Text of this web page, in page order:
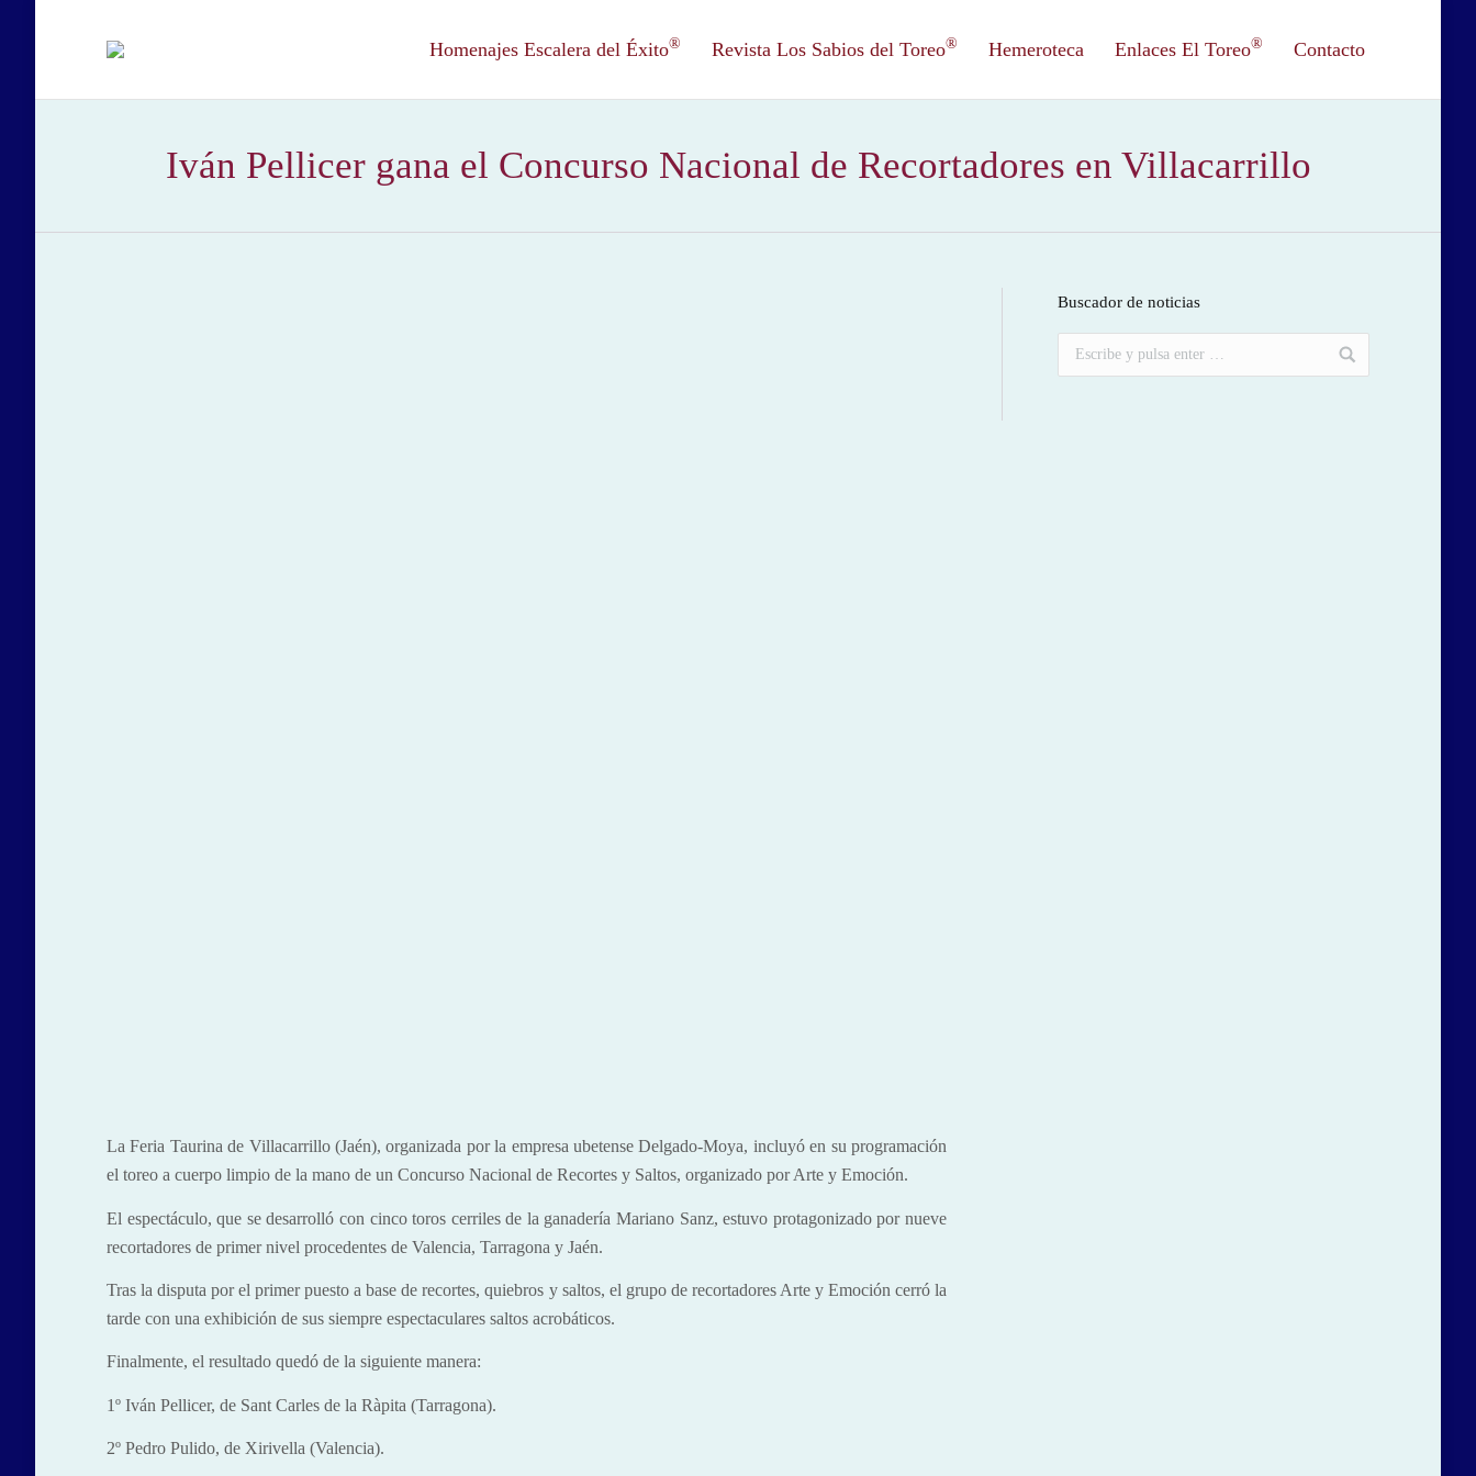
Homenajes Escalera del Éxito® Revista Los Sabios del Toreo® Hemeroteca Enlaces El Toreo® Contacto
Iván Pellicer gana el Concurso Nacional de Recortadores en Villacarrillo
La Feria Taurinade Villacarrillo (Jaén), organizada por la empresa ubetense Delgado-Moya, incluyó en su programación
el toreo a cuerpo limpio de la mano de un Concurso Nacional de Recortes y Saltos, organizado por Arte y Emoción.
El espectáculo, que se desarrolló con cinco toros cerriles de la ganadería Mariano Sanz, estuvo protagonizado por nueve
recortadores de primer nivel procedentes de Valencia, Tarragona y Jaén.
Tras la disputa por el primer puesto a base de recortes, quiebros y saltos, el grupo de recortadores Arte y Emoción cerró la
tarde con una exhibición de sus siempre espectaculares saltos acrobáticos.
Finalmente, el resultado quedó de la siguiente manera:
1º Iván Pellicer, de Sant Carles de la Ràpita (Tarragona).
2º Pedro Pulido, de Xirivella (Valencia).
Buscador de noticias